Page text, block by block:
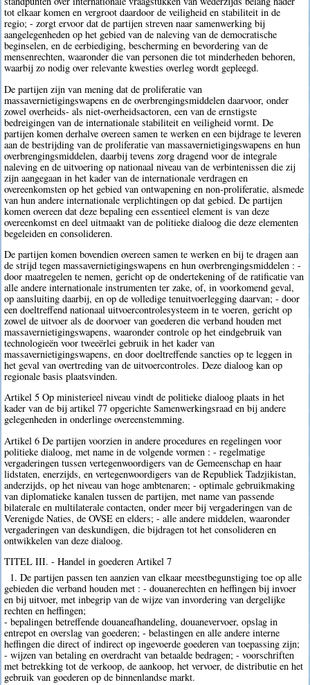
tot elkaar komen en vergroot daardoor de veiligheid en stabiliteit in de
regio; - zorgt ervoor dat de partijen streven naar samenwerking bij
aangelegenheden op het gebied van de naleving van de democratische
beginselen, en de eerbiediging, bescherming en bevordering van de
mensenrechten, waaronder die van personen die tot minderheden behoren,
waarbij zo nodig over relevante kwesties overleg wordt gepleegd.
De partijen zijn van mening dat de proliferatie van
massavernietigingswapens en de overbrengingsmiddelen daarvoor, onder
zowel overheids- als niet-overheidsactoren, een van de ernstigste
bedreigingen van de internationale stabiliteit en veiligheid vormt. De
partijen komen derhalve overeen samen te werken en een bijdrage te leveren
aan de bestrijding van de proliferatie van massavernietigingswapens en hun
overbrengingsmiddelen, daarbij tevens zorg dragend voor de integrale
naleving en de uitvoering op nationaal niveau van de verbintenissen die zij
zijn aangegaan in het kader van de internationale verdragen en
overeenkomsten op het gebied van ontwapening en non-proliferatie, alsmede
van hun andere internationale verplichtingen op dat gebied. De partijen
komen overeen dat deze bepaling een essentieel element is van deze
overeenkomst en deel uitmaakt van de politieke dialoog die deze elementen
begeleiden en consolideren.
De partijen komen bovendien overeen samen te werken en bij te dragen aan
de strijd tegen massavernietigingswapens en hun overbrengingsmiddelen : -
door maatregelen te nemen, gericht op de ondertekening of de ratificatie van
alle andere internationale instrumenten ter zake, of, in voorkomend geval,
op aansluiting daarbij, en op de volledige tenuitvoerlegging daarvan; - door
een doeltreffend nationaal uitvoercontrolesysteem in te voeren, gericht op
zowel de uitvoer als de doorvoer van goederen die verband houden met
massavernietigingswapens, waaronder controle op het eindgebruik van
technologieën voor tweeërlei gebruik in het kader van
massavernietigingswapens, en door doeltreffende sancties op te leggen in
het geval van overtreding van de uitvoercontroles. Deze dialoog kan op
regionale basis plaatsvinden.
Artikel 5 Op ministerieel niveau vindt de politieke dialoog plaats in het
kader van de bij artikel 77 opgerichte Samenwerkingsraad en bij andere
gelegenheden in onderlinge overeenstemming.
Artikel 6 De partijen voorzien in andere procedures en regelingen voor
politieke dialoog, met name in de volgende vormen : - regelmatige
vergaderingen tussen vertegenwoordigers van de Gemeenschap en haar
lidstaten, enerzijds, en vertegenwoordigers van de Republiek Tadzjikistan,
anderzijds, op het niveau van hoge ambtenaren; - optimale gebruikmaking
van diplomatieke kanalen tussen de partijen, met name van passende
bilaterale en multilaterale contacten, onder meer bij vergaderingen van de
Verenigde Naties, de OVSE en elders; - alle andere middelen, waaronder
vergaderingen van deskundigen, die bijdragen tot het consolideren en
ontwikkelen van deze dialoog.
TITEL III. - Handel in goederen Artikel 7
1. De partijen passen ten aanzien van elkaar meestbegunstiging toe op alle
gebieden die verband houden met : - douanerechten en heffingen bij invoer
en bij uitvoer, met inbegrip van de wijze van invordering van dergelijke
rechten en heffingen;
- bepalingen betreffende douaneafhandeling, douanevervoer, opslag in
entrepot en overslag van goederen; - belastingen en alle andere interne
heffingen die direct of indirect op ingevoerde goederen van toepassing zijn;
- wijzen van betaling en overdracht van betaalde bedragen; - voorschriften
met betrekking tot de verkoop, de aankoop, het vervoer, de distributie en het
gebruik van goederen op de binnenlandse markt.